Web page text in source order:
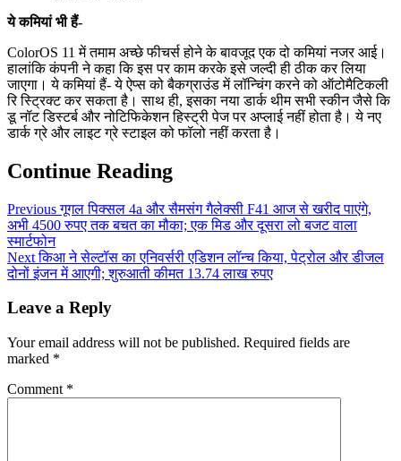
ये कमियां भी हैं-
ColorOS 11 में तमाम अच्छे फीचर्स होने के बावजूद एक दो कमियां नजर आई।
हालांकि कंपनी ने कहा कि इस पर काम करके इसे जल्दी ही ठीक कर लिया
जाएगा। ये कमियां हैं- ये ऐप्स को बैकग्राउंड में लॉन्चिंग करने को ऑटोमैटिकली
रि स्ट्रिक्ट कर सकता है। साथ ही, इसका नया डार्क थीम सभी स्कीन जैसे कि
डू नॉट डिस्टर्ब और नोटिफिकेशन हिस्ट्री पेज पर अप्लाई नहीं होता है। ये नए
डार्क ग्रे और लाइट ग्रे स्टाइल को फॉलो नहीं करता है।
Continue Reading
Previousगूगल पिक्सल 4a और सैमसंग गैलेक्सी F41 आज से खरीद पाएंगे,
अभी 4500 रुपए तक बचत का मौका; एक मिड और दूसरा लो बजट वाला
स्मार्टफोन
Nextकिआ ने सेल्टॉस का एनिवर्सरी एडिशन लॉन्च किया, पेट्रोल और डीजल
दोनों इंजन में आएगी; शुरुआती कीमत 13.74 लाख रुपए
Leave a Reply
Your email address will not be published. Required fields are
marked *
Comment *